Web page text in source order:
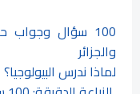
100 سؤال
والجزائر
لماذا ندرس البيولوجيا؟ : 22 سبب يدفعك